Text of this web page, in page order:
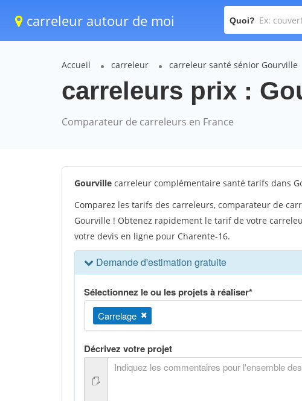
carreleur autour de moi Quoi?
Accueil carreleur carreleur santé sénior Gourville
carreleurs prix :
Comparateur de carreleurs en France
Gourville carreleur complémentaire santé tarifs dans
Comparez les tarifs des carreleurs, comparateur de
Gourville ! Obtenez rapidement le tarif de votre
votre devis en ligne pour Charente-16.